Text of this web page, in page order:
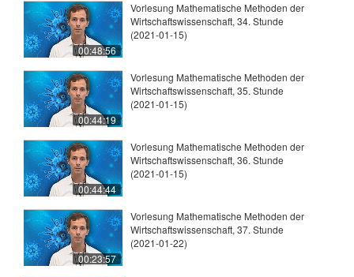
00:48:56
Vorlesung Mathematische Methoden der
Wirtschaftswissenschaft, 34. Stunde
(2021-01-15)
00:44:19
Vorlesung Mathematische Methoden der
Wirtschaftswissenschaft, 35. Stunde
(2021-01-15)
00:44:44
Vorlesung Mathematische Methoden der
Wirtschaftswissenschaft, 36. Stunde
(2021-01-15)
00:23:57
Vorlesung Mathematische Methoden der
Wirtschaftswissenschaft, 37. Stunde
(2021-01-22)